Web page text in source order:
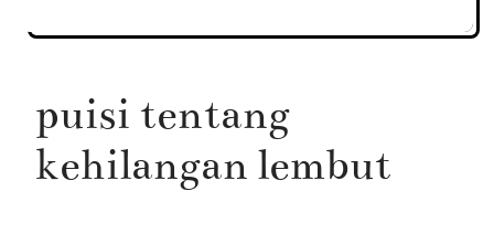
puisi tentang
kehilangan lembut